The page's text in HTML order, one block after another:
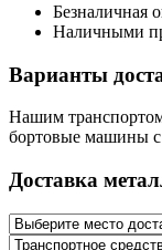
Безналичная
Наличными
Варианты
Нашим
бортовые машины с
Доставка